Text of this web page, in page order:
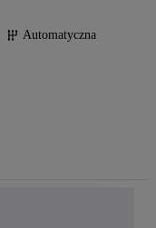
Automatyczna